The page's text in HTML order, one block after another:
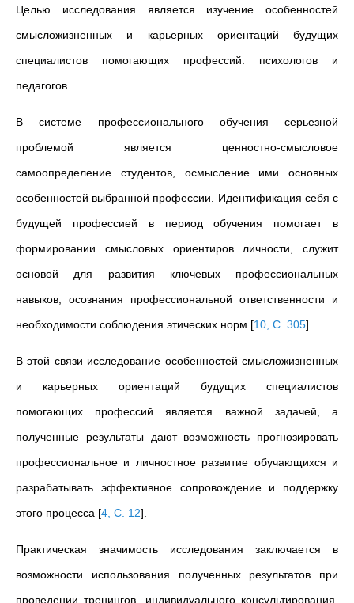
Целью исследования является изучение особенностей
смысложизненных и карьерных ориентаций будущих
специалистов помогающих профессий: психологов и
педагогов.
В системе профессионального обучения серьезной
проблемой является ценностно-смысловое
самоопределение студентов, осмысление ими основных
особенностей выбранной профессии. Идентификация себя с
будущей профессией в период обучения помогает в
формировании смысловых ориентиров личности, служит
основой для развития ключевых профессиональных
навыков, осознания профессиональной ответственности и
необходимости соблюдения этических норм [10, С. 305]
В этой связи исследование особенностей смысложизненных
и карьерных ориентаций будущих специалистов
помогающих профессий является важной задачей, а
полученные результаты дают возможность прогнозировать
профессиональное и личностное развитие обучающихся и
разрабатывать эффективное сопровождение и поддержку
этого процесса [4, С. 12]
Практическая значимость исследования заключается в
возможности использования полученных результатов при
проведении тренингов, индивидуального консультирования,